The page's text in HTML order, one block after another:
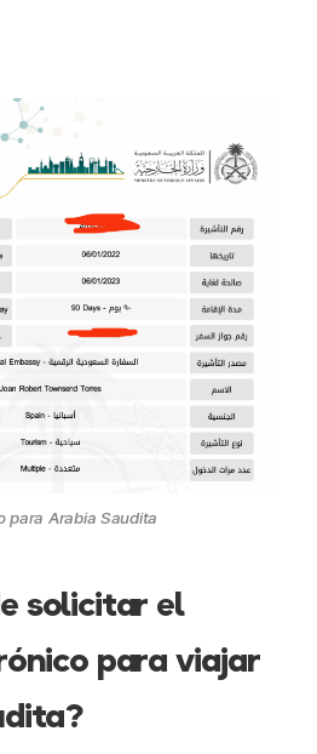
para Arabia Saudita
solicitar el
para viajar